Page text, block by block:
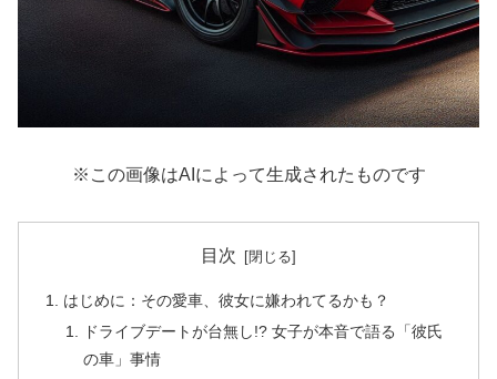
※この画像はAIによって生成されたものです
目次
はじめに：その愛車、彼女に嫌われてるかも？
ドライブデートが台無し!? 女子が本音で語る「彼氏
の車」事情